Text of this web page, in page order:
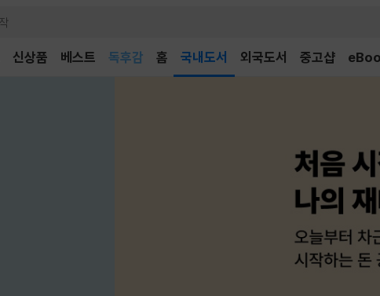
신상품 베스트
독후감
홈 국내도서 외국도서 중고샵